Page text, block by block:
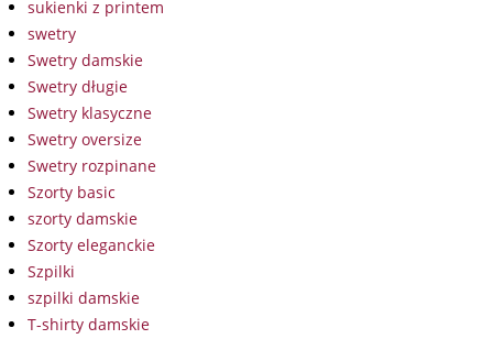
sukienki z printem
swetry
Swetry damskie
Swetry długie
Swetry klasyczne
Swetry oversize
Swetry rozpinane
Szorty basic
szorty damskie
Szorty eleganckie
Szpilki
szpilki damskie
T-shirty damskie